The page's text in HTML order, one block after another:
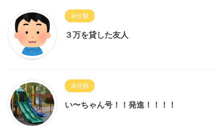
未分類
３万を貸した友人
未分類
い〜ちゃん号！！発進！！！！